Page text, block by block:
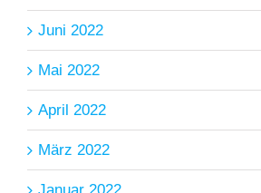
Juni 2022
Mai 2022
April 2022
März 2022